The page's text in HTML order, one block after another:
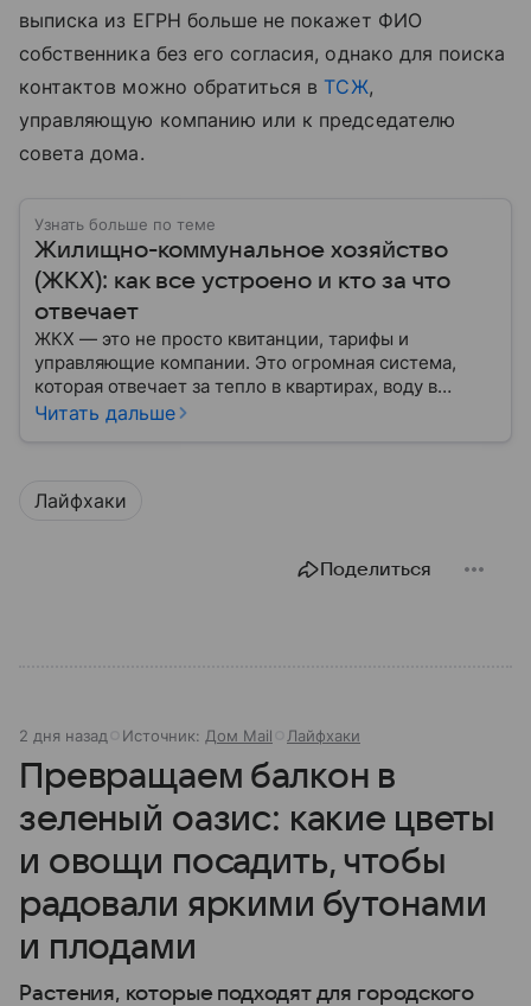
выписка из ЕГРН больше не покажет ФИО
собственника без его согласия, однако для поиска
контактов можно обратиться в ТСЖ,
управляющую компанию или к председателю
совета дома.
Узнать больше по теме
Жилищно-коммунальное хозяйство
(ЖКХ): как все устроено и кто за что
отвечает
ЖКХ — это не просто квитанции, тарифы и
управляющие компании. Это огромная система,
которая отвечает за тепло в квартирах, воду в
кране, освещение улиц и чистоту во дворах.
Читать дальше
Лайфхаки
Поделиться
2 дня назад Источник: Дом Mail Лайфхаки
Превращаем балкон в
зеленый оазис: какие цветы
и овощи посадить, чтобы
радовали яркими бутонами
и плодами
Растения, которые подходят для городского